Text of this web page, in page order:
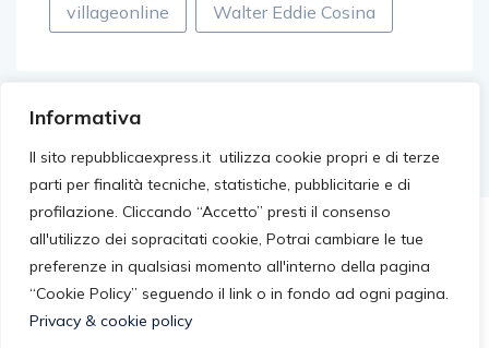
Informativa
Il sito repubblicaexpress.it utilizza cookie propri e di terze
parti per finalità tecniche, statistiche, pubblicitarie e di
profilazione. Cliccando “Accetto” presti il consenso
all'utilizzo dei sopracitati cookie, Potrai cambiare le tue
preferenze in qualsiasi momento all'interno della pagina
“Cookie Policy” seguendo il link o in fondo ad ogni pagina.
Privacy & cookie policy
villageonline Walter Eddie Cosina